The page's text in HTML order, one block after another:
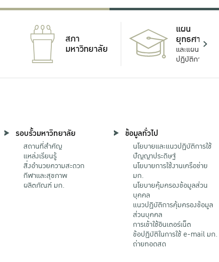
สภา
มหาวิทยาลัย
แผน
ยุทธศาสตร์
และแผน
ปฏิบัติการ
รอบรั้วมหาวิทยาลัย
สถานที่สำคัญ
แหล่งเรียนรู้
สิ่งอำนวยความสะดวก
กีฬาและสุขภาพ
ผลิตภัณฑ์ มก.
ข้อมูลทั่วไป
นโยบายและแนวปฏิบัติการใช้
ปัญญาประดิษฐ์
นโยบายการใช้งานเครือข่าย
มก.
นโยบายคุ้มครองข้อมูลส่วน
บุคคล
แนวปฏิบัติการคุ้มครองข้อมูล
ส่วนบุคคล
การเข้าใช้อินเตอร์เน็ต
ข้อปฏิบัติในการใช้ e-mail มก.
ถ่ายทอดสด